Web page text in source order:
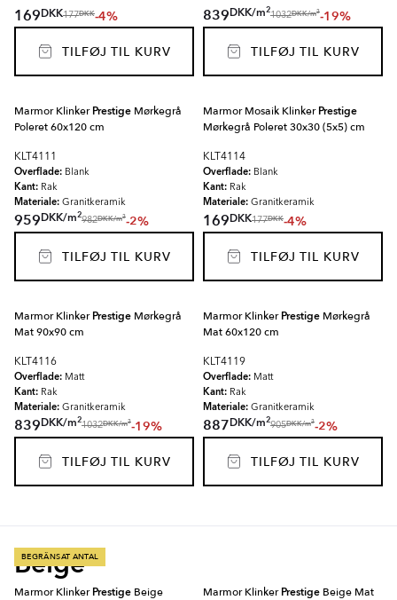
169DKK177DKK-4%
TILFØJ TIL KURV
839DKK/m2
1032DKK/m2-19%
TILFØJ TIL KURV
Marmor KlinkerPrestige Mørkegrå
Poleret 60x120 cm
KLT4111
Overflade: Blank
Kant: Rak
Materiale: Granitkeramik
959DKK/m2
982DKK/m2-2%
TILFØJ TIL KURV
Marmor Mosaik KlinkerPrestige
Mørkegrå Poleret 30x30 (5x5) cm
KLT4114
Overflade: Blank
Kant: Rak
Materiale: Granitkeramik
169DKK177DKK-4%
TILFØJ TIL KURV
Marmor KlinkerPrestige Mørkegrå
Mat 90x90 cm
KLT4116
Overflade: Matt
Kant: Rak
Materiale: Granitkeramik
839DKK/m2
1032DKK/m2-19%
TILFØJ TIL KURV
Marmor KlinkerPrestige Mørkegrå
Mat 60x120 cm
KLT4119
Overflade: Matt
Kant: Rak
Materiale: Granitkeramik
887DKK/m2
905DKK/m2-2%
TILFØJ TIL KURV
Beige
BEGRÄNSAT ANTAL
Marmor KlinkerPrestige Beige
Marmor KlinkerPrestige Beige Mat